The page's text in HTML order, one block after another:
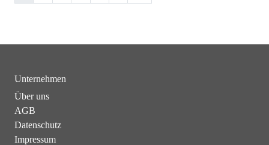
Unternehmen
Über uns
AGB
Datenschutz
Impressum